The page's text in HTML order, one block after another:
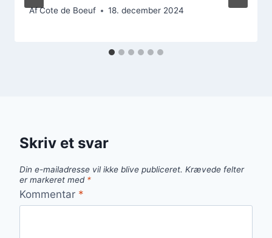
AfCote de Boeuf 18. december 2024
Skriv et svar
Din e-mailadresse vil ikke blive publiceret. Krævede felter
er markeret med *
Kommentar *